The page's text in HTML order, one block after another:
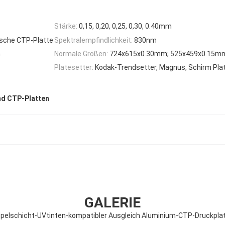
Stärke: 0,15, 0,20, 0,25, 0,30, 0.40mm
CTP-Platte Spektralempfindlichkeit: 830nm
Normale Größen: 724x615x0.30mm;
Platesetter: Kodak-Trendsetter, Magnus, Schirm
CTP-Platten
GALERIE
UVtinten-kompatibler Ausgleich Aluminium-CTP-